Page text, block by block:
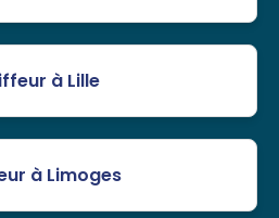
à Lille
à Limoges